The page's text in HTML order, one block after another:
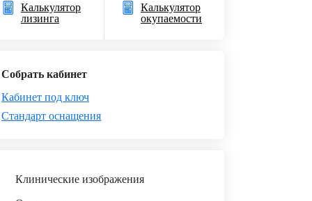
Калькулятор
лизинга
Калькулятор
окупаемости
Собрать кабинет
Кабинет под ключ
Стандарт оснащения
Клинические изображения